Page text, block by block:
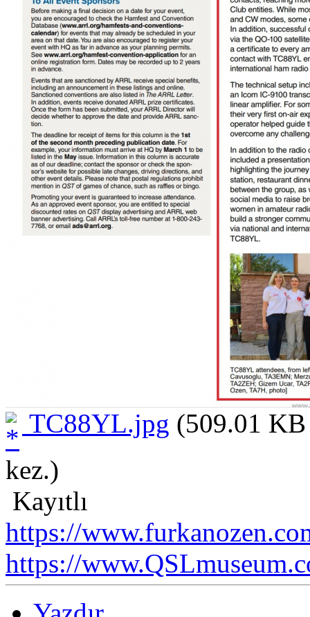
TC88YL.jpg (509.01
kez.)
Kayıtlı
https://
https://